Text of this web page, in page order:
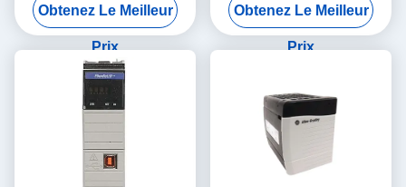
lithium
Obtenez Le Meilleur
Prix
Obtenez Le Meilleur
Prix